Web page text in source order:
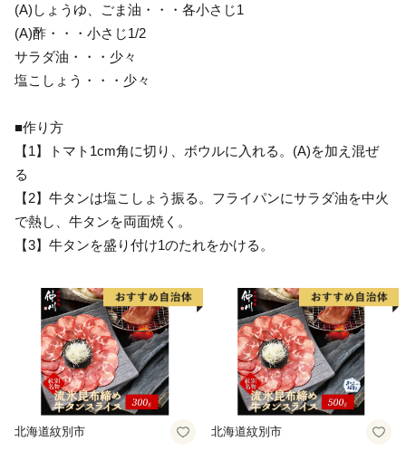
(A)しょうゆ、ごま油・・・各小さじ1
(A)酢・・・小さじ1/2
サラダ油・・・少々
塩こしょう・・・少々
■作り方
【1】トマト1cm角に切り、ボウルに入れる。(A)を加え混ぜ
る
【2】牛タンは塩こしょう振る。フライパンにサラダ油を中火
で熱し、牛タンを両面焼く。
【3】牛タンを盛り付け1のたれをかける。
北海道紋別市 北海道紋別市